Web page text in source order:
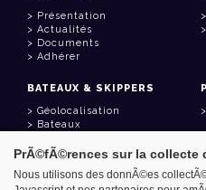
Présentation
Actualités
Documents
Adhérer
BATEAUX & SKIPPERS
Géolocalisation
Bateaux
LIENS UTILES
PrÃ©fÃ©rences sur la collecte
Nous utilisons des donnÃ©es